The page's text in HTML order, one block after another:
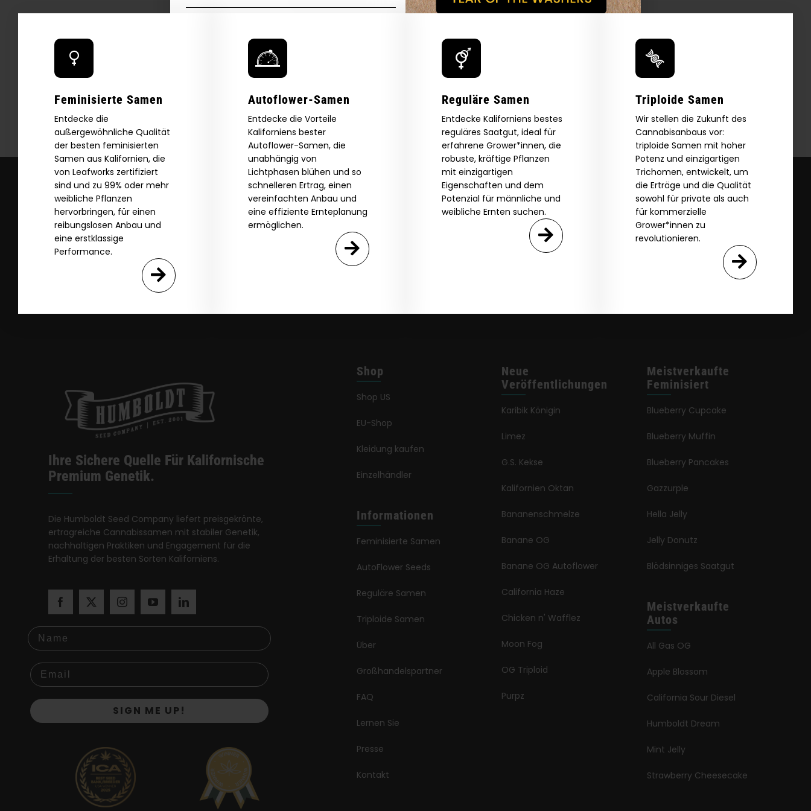
Feminisierte Samen
Entdecke die
außergewöhnliche Qualität
der besten feminisierten
Samen aus Kalifornien, die
von Leafworks zertifiziert
sind und zu 99% oder mehr
weibliche Pflanzen
hervorbringen, für einen
reibungslosen Anbau und
eine erstklassige
Performance.
Autoflower-Samen
Entdecke die Vorteile
Kaliforniens bester
Autoflower-Samen, die
unabhängig von
Lichtphasen blühen und so
schnelleren Ertrag, einen
vereinfachten Anbau und
eine effiziente Ernteplanung
ermöglichen.
Reguläre Samen
Entdecke Kaliforniens bestes
reguläres Saatgut, ideal für
erfahrene Grower*innen, die
robuste, kräftige Pflanzen
mit einzigartigen
Eigenschaften und dem
Potenzial für männliche und
weibliche Ernten suchen.
Triploide Samen
Wir stellen die Zukunft des
Cannabisanbaus vor:
triploide Samen mit hoher
Potenz und einzigartigen
Trichomen, entwickelt, um
die Erträge und die Qualität
sowohl für private als auch
für kommerzielle
Grower*innen zu
revolutionieren.
Ihre Sichere Quelle Für Kalifornische
Premium Genetik.
Die Humboldt Seed Company liefert preisgekrönte,
ertragreiche Cannabissamen mit stabiler Genetik,
nachhaltigen Praktiken und Engagement für die
Erhaltung der besten Sorten Kaliforniens.
Name
SIGN ME UP!
Shop
Shop US
EU-Shop
Kleidung kaufen
Einzelhändler
Informationen
Feminisierte Samen
AutoFlower Seeds
Reguläre Samen
Triploide Samen
Über
Großhandelspartner
FAQ
Lernen Sie
Presse
Kontakt
Neue
Veröffentlichungen
Karibik Königin
Limez
G.S. Kekse
Kalifornien Oktan
Bananenschmelze
Banane OG
Banane OG Autoflower
California Haze
Chicken n' Wafflez
Moon Fog
OG Triploid
Purpz
Meistverkaufte
Feminisiert
Blueberry Cupcake
Blueberry Muffin
Blueberry Pancakes
Gazzurple
Hella Jelly
Jelly Donutz
Blödsinniges Saatgut
Meistverkaufte
Autos
All Gas OG
Apple Blossom
California Sour Diesel
Humboldt Dream
Mint Jelly
Strawberry Cheesecake
By clicking AGREE & ENTER, you confirm you are 18
SIGN ME UP!
NO, THANKS